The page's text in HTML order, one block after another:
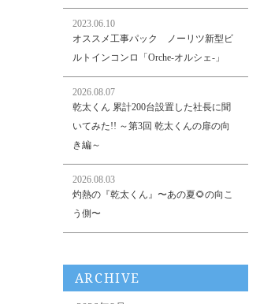
2023.06.10
オススメ工事パック ノーリツ新型ビ
ルトインコンロ「Orche-オルシェ-」
2026.08.07
乾太くん 累計200台設置した社長に聞
いてみた!! ～第3回 乾太くんの扉の向
き編～
2026.08.03
灼熱の『乾太くん』〜あの夏🌻の向こ
う側〜
ARCHIVE